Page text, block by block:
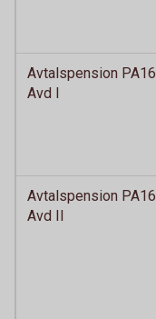
Avtalspension PA16
Avd I
Avtalspension PA16
Avd II